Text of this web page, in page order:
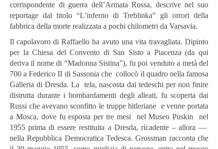
corrispondente di guerra dell’Armata Rossa, descrive nel suo
reportage dal titolo “L’inferno di Treblinka” gli orrori della
fabbrica della morte realizzata a pochi chilometri da Varsavia.
Il capolavoro di Raffaello ha avuto una vita travagliata. Dipinto
per la Chiesa del Convento di San Sisto a Piacenza (da qui
deriva il nome di “Madonna Sistina”), fu poi venduto a metà del
700 a Federico II di Sassonia che collocò il quadro nella famosa
Galleria di Dresda. La tela, nascosta dai tedeschi per non finire
distrutta durante i bombardamenti degli alleati, fu scoperta dai
Russi che avevano sconfitto le truppe hitleriane e venne portata
a Mosca, dove fu esposta per tre mesi nel Museo Puskin nel
1955 prima di essere restituita a Dresda, ricadente – allora —
nella Repubblica Democratica Tedesca. Grossman racconta che